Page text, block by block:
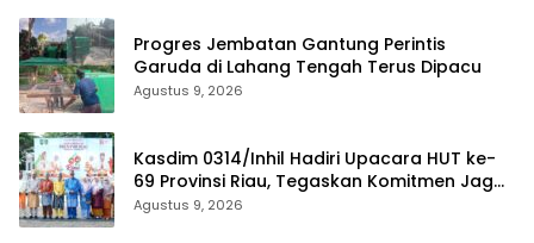
Progres Jembatan Gantung Perintis
Garuda di Lahang Tengah Terus Dipacu
Agustus 9, 2026
Kasdim 0314/Inhil Hadiri Upacara HUT ke-
69 Provinsi Riau, Tegaskan Komitmen Jaga
Persatuan dan Pembangunan
Agustus 9, 2026